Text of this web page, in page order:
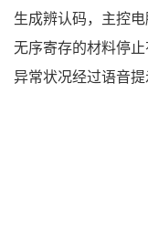
生成辨认码， 主控
无序寄存的材料停
异常状况经过语音
注